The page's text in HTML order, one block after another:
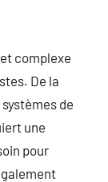
complexe
De la
de
une
pour